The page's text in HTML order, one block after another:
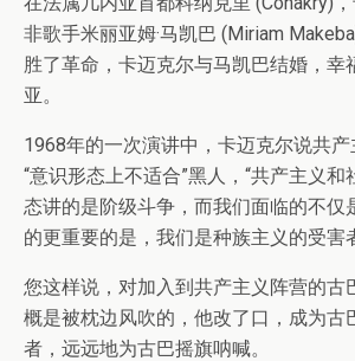
非歌手米丽亚姆·马凯巴 (Miriam
胜了革命，卡迈克尔与马凯巴结婚，幸
亚。
1968年的一次演讲中，卡迈克尔说共
“意识形态上不适合”黑人，“共产主义
态讲的是阶级斗争，而我们面临的不仅
的更重要的是，我们是种族主义的受害
您这样说，对加入到共产主义阵营的古
概是被枕边风吹的，他改了口，成为古
者，远远地为古巴摇旗呐喊。